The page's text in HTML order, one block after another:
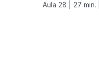
Aula 28 | 27 min. |